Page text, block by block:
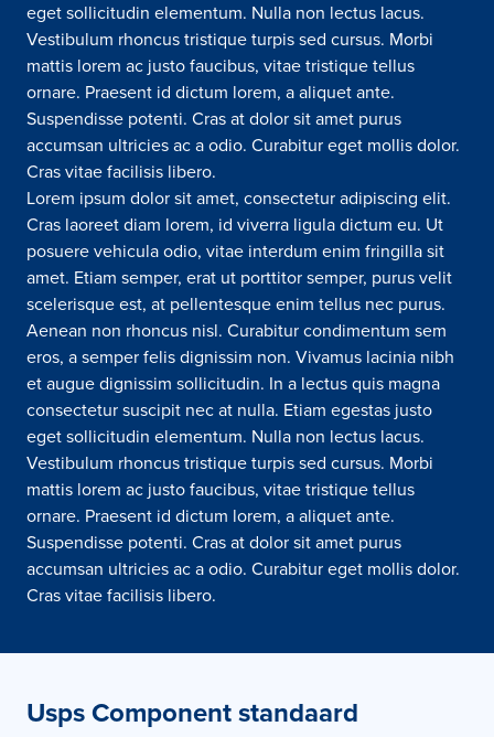
eget sollicitudin elementum. Nulla non lectus lacus.
Vestibulum rhoncus tristique turpis sed cursus. Morbi
mattis lorem ac justo faucibus, vitae tristique tellus
ornare. Praesent id dictum lorem, a aliquet ante.
Suspendisse potenti. Cras at dolor sit amet purus
accumsan ultricies ac a odio. Curabitur eget mollis dolor.
Cras vitae facilisis libero.
Lorem ipsum dolor sit amet, consectetur adipiscing elit.
Cras laoreet diam lorem, id viverra ligula dictum eu. Ut
posuere vehicula odio, vitae interdum enim fringilla sit
amet. Etiam semper, erat ut porttitor semper, purus velit
scelerisque est, at pellentesque enim tellus nec purus.
Aenean non rhoncus nisl. Curabitur condimentum sem
eros, a semper felis dignissim non. Vivamus lacinia nibh
et augue dignissim sollicitudin. In a lectus quis magna
consectetur suscipit nec at nulla. Etiam egestas justo
eget sollicitudin elementum. Nulla non lectus lacus.
Vestibulum rhoncus tristique turpis sed cursus. Morbi
mattis lorem ac justo faucibus, vitae tristique tellus
ornare. Praesent id dictum lorem, a aliquet ante.
Suspendisse potenti. Cras at dolor sit amet purus
accumsan ultricies ac a odio. Curabitur eget mollis dolor.
Cras vitae facilisis libero.
Usps Component standaard